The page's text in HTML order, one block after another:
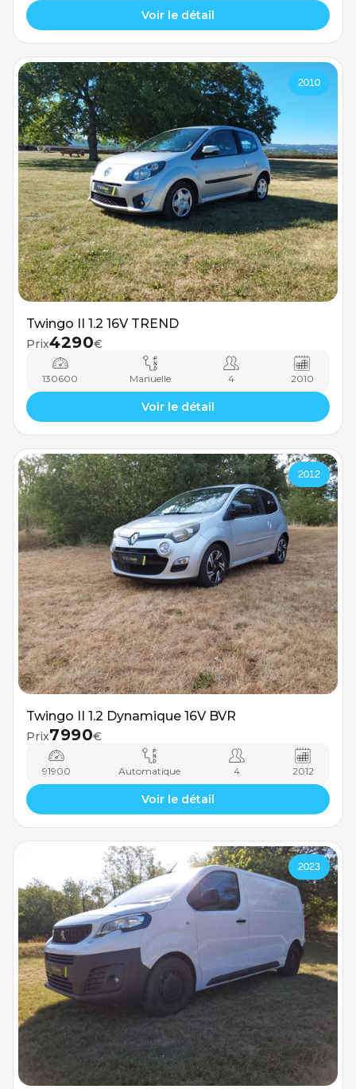
Voir le détail
2010
Twingo II 1.2 16V TREND
Prix4290€
130600 Manuelle 4 2010
Voir le détail
2012
Twingo II 1.2 Dynamique 16V BVR
Prix7990€
91900 Automatique 4 2012
Voir le détail
2023